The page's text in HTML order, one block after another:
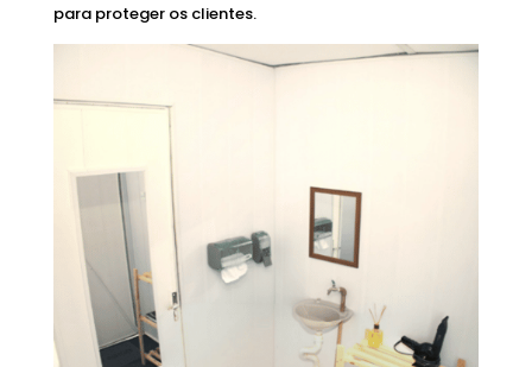
para proteger os clientes.